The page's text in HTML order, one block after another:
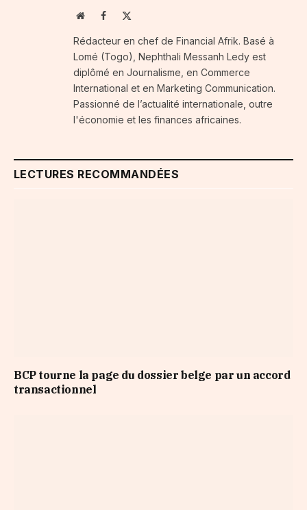
WebsiteFacebook
Rédacteur en chef de Financial Afrik. Basé à
Lomé (Togo), Nephthali Messanh Ledy est
diplômé en Journalisme, en Commerce
International et en Marketing Communication.
Passionné de l’actualité internationale, outre
l'économie et les finances africaines.
LECTURES RECOMMANDÉES
BCP tourne la page du dossier belge par un accord
transactionnel